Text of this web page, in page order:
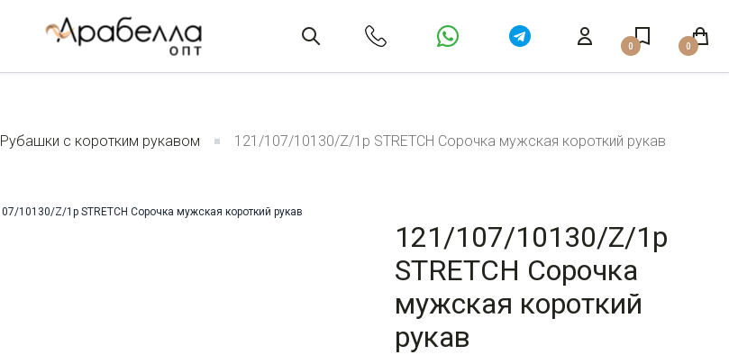
0 0
Рубашки с коротким рукавом 121/107/10130/Z/1p STRETCH Сорочка мужская короткий рукав
121/107/10130/Z/1p
STRETCH Сорочка
мужская короткий
рукав